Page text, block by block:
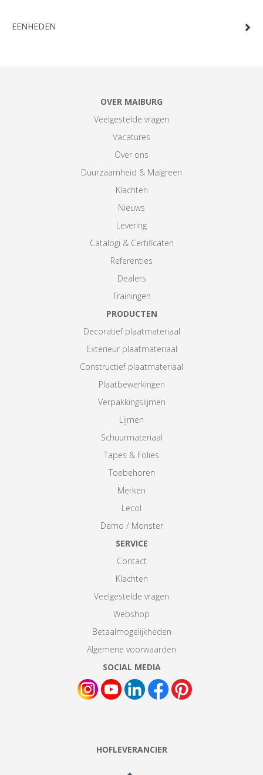
EENHEDEN
OVER MAIBURG
Veelgestelde vragen
Vacatures
Over ons
Duurzaamheid & Maigreen
Klachten
Nieuws
Levering
Catalogi & Certificaten
Referenties
Dealers
Trainingen
PRODUCTEN
Decoratief plaatmateriaal
Exterieur plaatmateriaal
Constructief plaatmateriaal
Plaatbewerkingen
Verpakkingslijmen
Lijmen
Schuurmateriaal
Tapes & Folies
Toebehoren
Merken
Lecol
Demo / Monster
SERVICE
Contact
Klachten
Veelgestelde vragen
Webshop
Betaalmogelijkheden
Algemene voorwaarden
SOCIAL MEDIA
HOFLEVERANCIER